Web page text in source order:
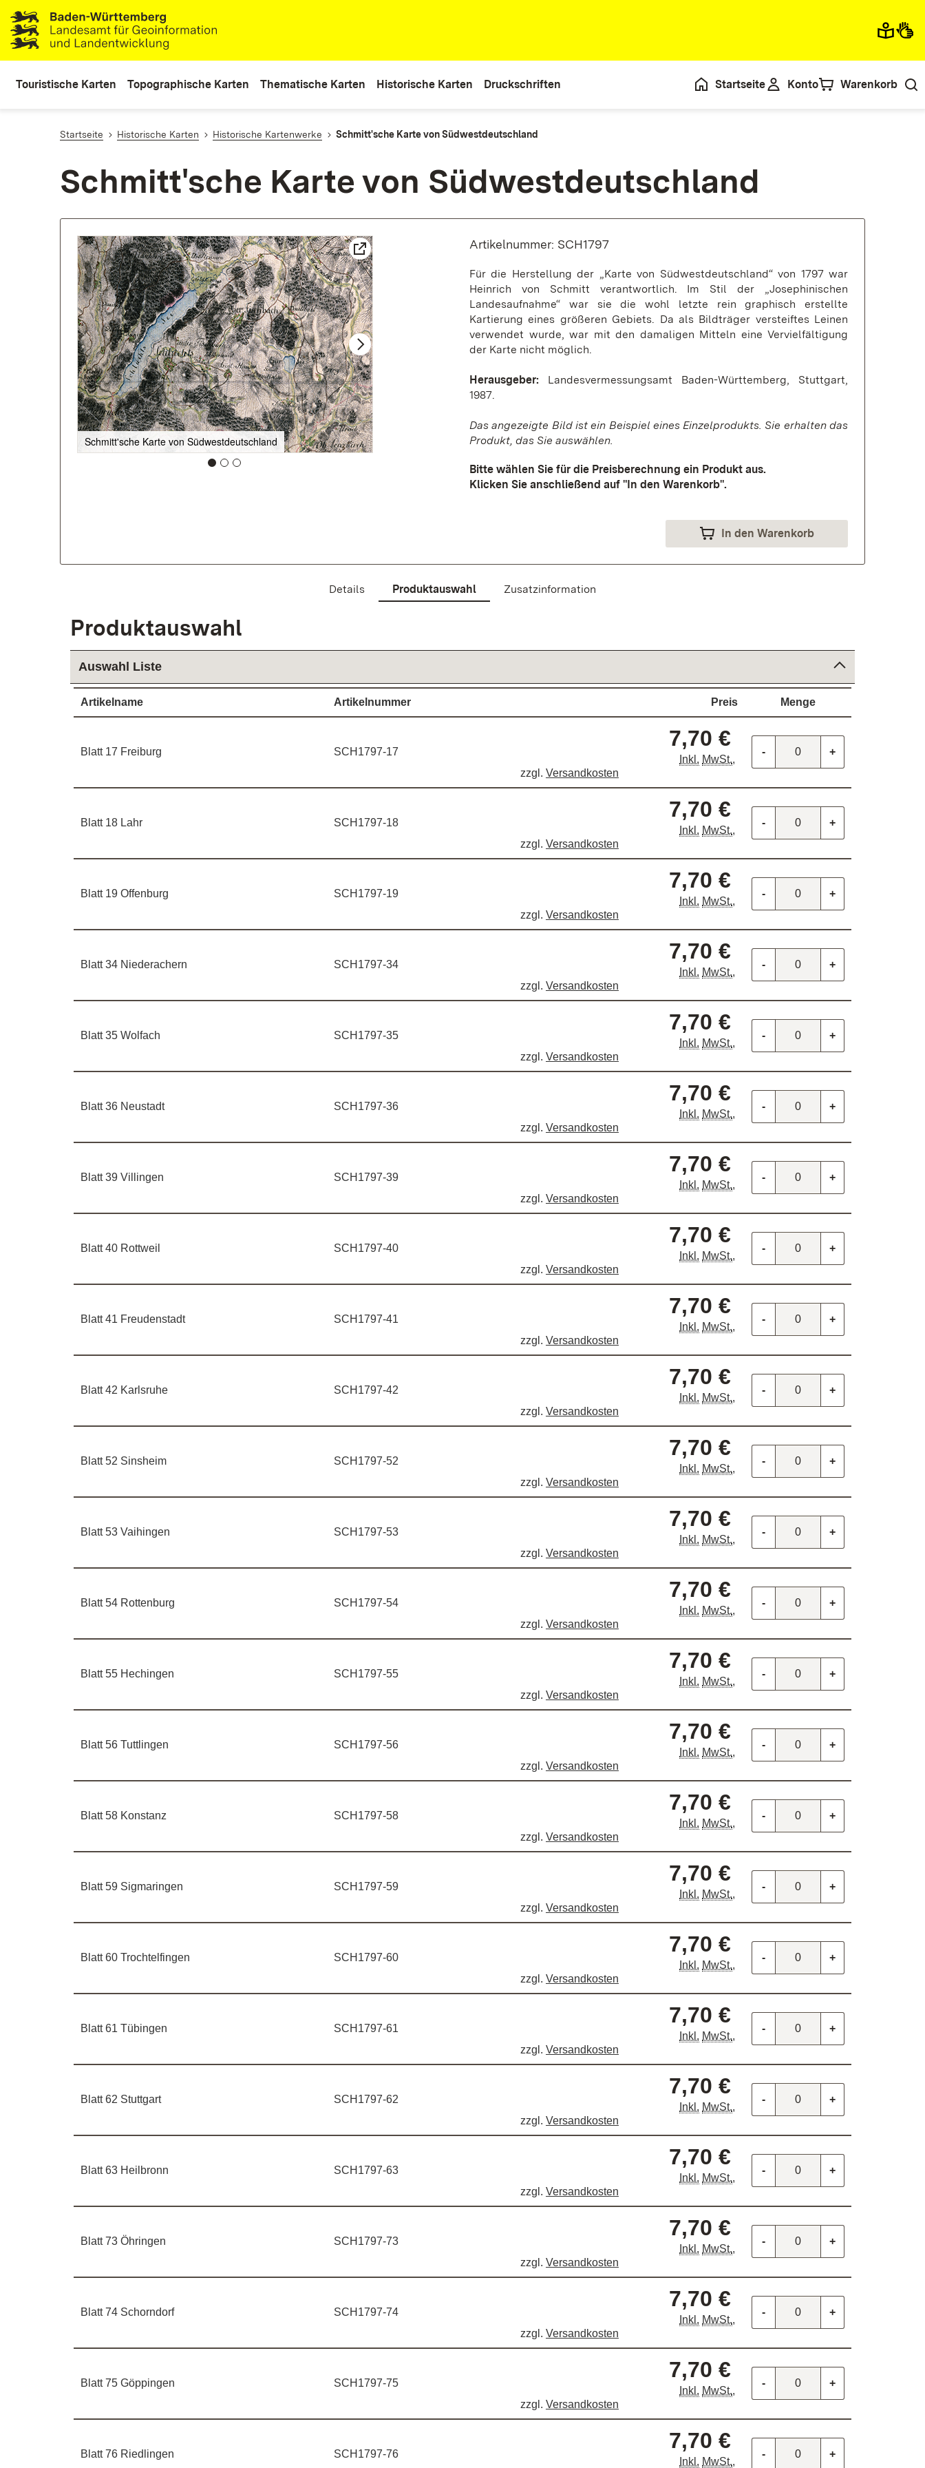
Touristische Karten Topographische Karten Thematische Karten Historische Karten Druckschriften Startseite Konto Warenkorb
Startseite Historische Karten Historische Kartenwerke Schmitt'sche Karte von Südwestdeutschland
Schmitt'sche Karte von Südwestdeutschland
Schmitt'sche Karte von Südwestdeutschland Schmitt'sche Karte von Südwestdeutschland
Artikelnummer: SCH1797
Für die Herstellung der „Karte von Südwestdeutschland“ von 1797 war
Heinrich von Schmitt verantwortlich. Im Stil der „Josephinischen
Landesaufnahme“ war sie die wohl letzte rein graphisch erstellte
Kartierung eines größeren Gebiets. Da als Bildträger versteiftes Leinen
verwendet wurde, war mit den damaligen Mitteln eine Vervielfältigung
der Karte nicht möglich.
Herausgeber: Landesvermessungsamt Baden-Württemberg, Stuttgart,
1987.
Das angezeigte Bild ist ein Beispiel eines Einzelprodukts. Sie erhalten das
Produkt, das Sie auswählen.
Bitte wählen Sie für die Preisberechnung ein Produkt aus.
Klicken Sie anschließend auf "In den Warenkorb".
In den Warenkorb
Details Produktauswahl Zusatzinformation
Produktauswahl
Auswahl Liste
Artikelname Artikelnummer Preis Menge
Blatt 17 Freiburg SCH1797-17
7,70 €
Inkl. MwSt.,
zzgl. Versandkosten
- +
Blatt 18 Lahr SCH1797-18
7,70 €
Inkl. MwSt.,
zzgl. Versandkosten
- +
Blatt 19 Offenburg SCH1797-19
7,70 €
Inkl. MwSt.,
zzgl. Versandkosten
- +
Blatt 34 Niederachern SCH1797-34
7,70 €
Inkl. MwSt.,
zzgl. Versandkosten
- +
Blatt 35 Wolfach SCH1797-35
7,70 €
Inkl. MwSt.,
zzgl. Versandkosten
- +
Blatt 36 Neustadt SCH1797-36
7,70 €
Inkl. MwSt.,
zzgl. Versandkosten
- +
Blatt 39 Villingen SCH1797-39
7,70 €
Inkl. MwSt.,
zzgl. Versandkosten
- +
Blatt 40 Rottweil SCH1797-40
7,70 €
Inkl. MwSt.,
zzgl. Versandkosten
- +
Blatt 41 Freudenstadt SCH1797-41
7,70 €
Inkl. MwSt.,
zzgl. Versandkosten
- +
Blatt 42 Karlsruhe SCH1797-42
7,70 €
Inkl. MwSt.,
zzgl. Versandkosten
- +
Blatt 52 Sinsheim SCH1797-52
7,70 €
Inkl. MwSt.,
zzgl. Versandkosten
- +
Blatt 53 Vaihingen SCH1797-53
7,70 €
Inkl. MwSt.,
zzgl. Versandkosten
- +
Blatt 54 Rottenburg SCH1797-54
7,70 €
Inkl. MwSt.,
zzgl. Versandkosten
- +
Blatt 55 Hechingen SCH1797-55
7,70 €
Inkl. MwSt.,
zzgl. Versandkosten
- +
Blatt 56 Tuttlingen SCH1797-56
7,70 €
Inkl. MwSt.,
zzgl. Versandkosten
- +
Blatt 58 Konstanz SCH1797-58
7,70 €
Inkl. MwSt.,
zzgl. Versandkosten
- +
Blatt 59 Sigmaringen SCH1797-59
7,70 €
Inkl. MwSt.,
zzgl. Versandkosten
- +
Blatt 60 Trochtelfingen SCH1797-60
7,70 €
Inkl. MwSt.,
zzgl. Versandkosten
- +
Blatt 61 Tübingen SCH1797-61
7,70 €
Inkl. MwSt.,
zzgl. Versandkosten
- +
Blatt 62 Stuttgart SCH1797-62
7,70 €
Inkl. MwSt.,
zzgl. Versandkosten
- +
Blatt 63 Heilbronn SCH1797-63
7,70 €
Inkl. MwSt.,
zzgl. Versandkosten
- +
Blatt 73 Öhringen SCH1797-73
7,70 €
Inkl. MwSt.,
zzgl. Versandkosten
- +
Blatt 74 Schorndorf SCH1797-74
7,70 €
Inkl. MwSt.,
zzgl. Versandkosten
- +
Blatt 75 Göppingen SCH1797-75
7,70 €
Inkl. MwSt.,
zzgl. Versandkosten
- +
Blatt 76 Riedlingen SCH1797-76
7,70 €
Inkl. MwSt.,
- +